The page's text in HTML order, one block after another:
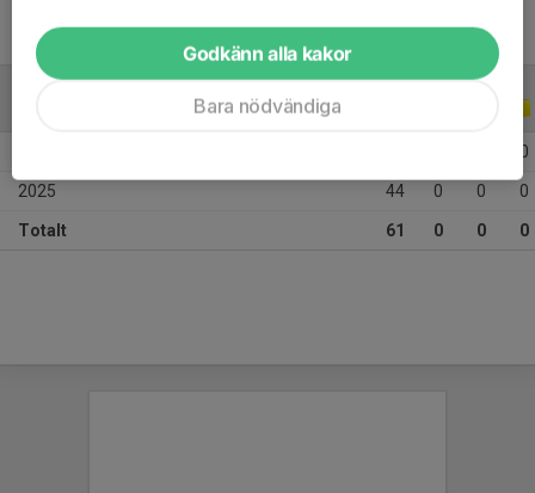
ALLA ÅR
0
2025 44 0 0 0
Totalt 61 0 0 0
Godkänn alla kakor
Bara nödvändiga